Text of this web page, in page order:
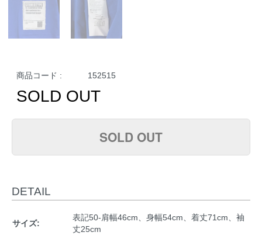
商品コード : 152515
SOLD OUT
SOLD OUT
DETAIL
サイズ:
表記50-肩幅46cm、身幅54cm、着丈71cm、袖
丈25cm